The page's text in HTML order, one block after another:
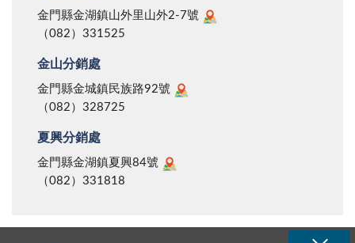
金門縣金湖鎮山外里山外2-7號
（082）331525
金山分銷處
金門縣金城鎮民族路92號
（082）328725
夏興分銷處
金門縣金湖鎮夏興84號
（082）331818